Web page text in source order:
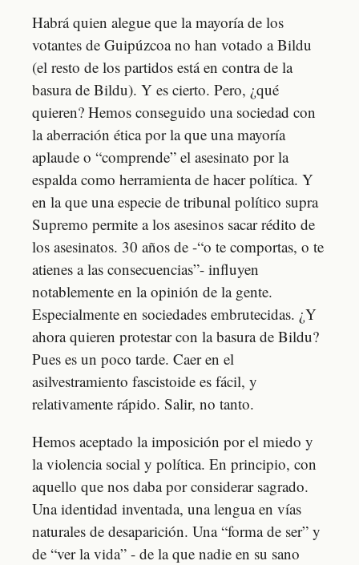
Habrá quien alegue que la mayoría de los
votantes de Guipúzcoa no han votado a Bildu
(el resto de los partidos está en contra de la
basura de Bildu). Y es cierto. Pero, ¿qué
quieren? Hemos conseguido una sociedad con
la aberración ética por la que una mayoría
aplaude o “comprende” el asesinato por la
espalda como herramienta de hacer política. Y
en la que una especie de tribunal político supra
Supremo permite a los asesinos sacar rédito de
los asesinatos. 30 años de -“o te comportas, o te
atienes a las consecuencias”- influyen
notablemente en la opinión de la gente.
Especialmente en sociedades embrutecidas. ¿Y
ahora quieren protestar con la basura de Bildu?
Pues es un poco tarde. Caer en el
asilvestramiento fascistoide es fácil, y
relativamente rápido. Salir, no tanto.
Hemos aceptado la imposición por el miedo y
la violencia social y política. En principio, con
aquello que nos daba por considerar sagrado.
Una identidad inventada, una lengua en vías
naturales de desaparición. Una “forma de ser” y
de “ver la vida” - de la que nadie en su sano